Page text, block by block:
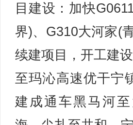
目建设：加快
界)、G310大河家(
续建项目，开工建
至玛沁高速优干宁
建成通车黑马河